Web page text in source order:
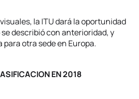
la ITU dará la oportunidad
describió con anterioridad, y
otra sede en Europa.
EN 2018